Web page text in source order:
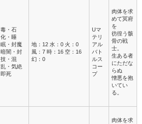
毒・石
化・睡
眠・封魔
暗闇・封
技・混
乱・気絶
即死
地：12 水：0 火：0
風：7 時：16 空：16
幻：0
Uマ
テリ
アル
バト
ルス
コー
プ
肉体を求
めて冥府
を
彷徨う骸
骨の戦
士。
生ある者
にただな
らぬ
憎悪を抱
いてい
る。
肉体を求